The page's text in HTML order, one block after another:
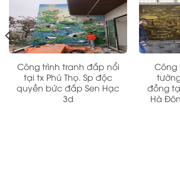
Công trình tranh đắp nổi
tại tx Phú Thọ. Sp độc
quyền bức đắp Sen Hạc
3d
Công
đồng
Hà